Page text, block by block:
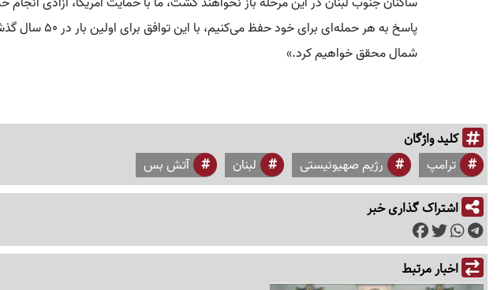
پاسخ به هر حمله‌ای برای
شمال محقق خواهیم کرد.»
کلید واژگان
ترامپ رژیم صهیونیستی لبنان آتش بس
اشتراک گذاری خبر
اخبار مرتبط